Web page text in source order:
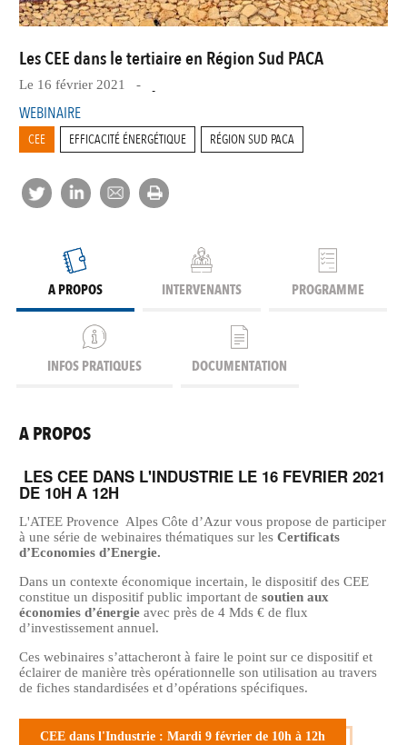
Les CEE dans le tertiaire en Région Sud PACA
Le 16 février 2021 - -
WEBINAIRE
CEE EFFICACITÉ ÉNERGÉTIQUE RÉGION SUD PACA
A PROPOS INTERVENANTS PROGRAMME
INFOS PRATIQUES DOCUMENTATION
A PROPOS
LES CEE DANS L'INDUSTRIE LE 16 FEVRIER 2021
DE 10H A 12H
L'ATEE Provence Alpes Côte d’Azur vous propose de participer
à une série de webinaires thématiques sur lesCertificats
d’Economies d’Energie.
Dans un contexte économique incertain, le dispositif des CEE
constitue un dispositif public important desoutien aux
économies d’énergie avec près de 4 Mds € de flux
d’investissement annuel.
Ces webinaires s’attacheront à faire le point sur ce dispositif et
éclairer de manière très opérationnelle son utilisation au travers
de fiches standardisées et d’opérations spécifiques.
CEE dans l'Industrie : Mardi 9 février de 10h à 12h